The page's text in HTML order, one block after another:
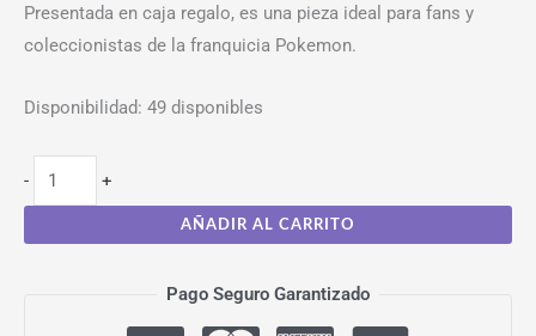
Presentada en caja regalo, es una pieza ideal para fans y
coleccionistas de la franquicia Pokemon.
Disponibilidad: 49 disponibles
- +
AÑADIR AL CARRITO
Pago Seguro Garantizado